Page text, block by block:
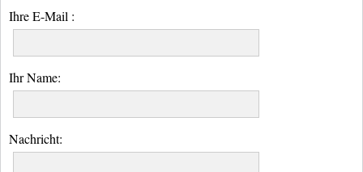
Ihre E-Mail :
Ihr Name:
Nachricht: